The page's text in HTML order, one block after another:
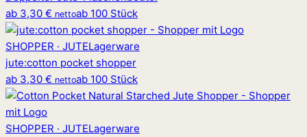
ab 3,30 € nettoab 100 Stück
SHOPPER · JUTELagerware
jute:cotton pocket shopper
ab 3,30 € nettoab 100 Stück
SHOPPER · JUTELagerware